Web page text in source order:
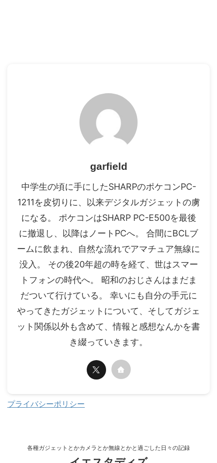
garfield
中学生の頃に手にしたSHARPのポケコンPC-
1211を皮切りに、以来デジタルガジェットの虜
になる。 ポケコンはSHARP PC-E500を最後
に撤退し、以降はノートPCへ。 合間にBCLブ
ームに飲まれ、自然な流れでアマチュア無線に
没入。 その後20年超の時を経て、世はスマー
トフォンの時代へ。 昭和のおじさんはまだま
だついて行けている。 幸いにも自分の手元に
やってきたガジェットについて、そしてガジェ
ット関係以外も含めて、情報と感想なんかを書
き綴っていきます。
プライバシーポリシー
各種ガジェットとかカメラとか無線とかと過ごした日々の記録